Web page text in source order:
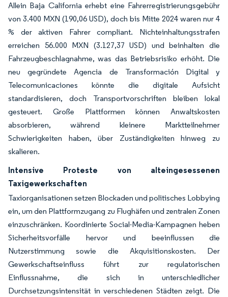
Allein Baja California erhebt eine Fahrerregistrierungsgebühr
von 3.400 MXN (190,06 USD), doch bis Mitte 2024 waren nur 4
% der aktiven Fahrer compliant. Nichteinhaltungsstrafen
erreichen 56.000 MXN (3.127,37 USD) und beinhalten die
Fahrzeugbeschlagnahme, was das Betriebsrisiko erhöht. Die
neu gegründete Agencia de Transformación Digital y
Telecomunicaciones könnte die digitale Aufsicht
standardisieren, doch Transportvorschriften bleiben lokal
gesteuert. Große Plattformen können Anwaltskosten
absorbieren, während kleinere Marktteilnehmer
Schwierigkeiten haben, über Zuständigkeiten hinweg zu
skalieren.
Intensive Proteste von alteingesessenen
Taxigewerkschaften
Taxiorganisationen setzen Blockaden und politisches Lobbying
ein, um den Plattformzugang zu Flughäfen und zentralen Zonen
einzuschränken. Koordinierte Social-Media-Kampagnen heben
Sicherheitsvorfälle hervor und beeinflussen die
Nutzerstimmung sowie die Akquisitionskosten. Der
Gewerkschaftseinfluss führt zur regulatorischen
Einflussnahme, die sich in unterschiedlicher
Durchsetzungsintensität in verschiedenen Städten zeigt. Die